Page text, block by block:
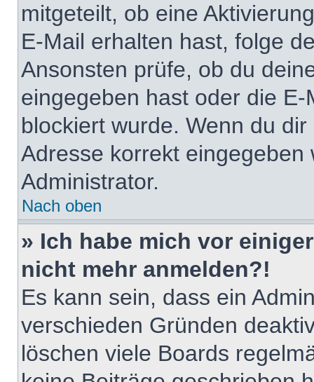
mitgeteilt, ob eine
E-Mail erhalten hast, folge
Ansonsten prüfe, ob du
eingegeben hast oder die
blockiert wurde. Wenn du
Adresse korrekt
Administrator.
Nach oben
» Ich habe mich vor
nicht mehr anmelden?!
Es kann sein, dass ein
verschieden Gründen
löschen viele Boards